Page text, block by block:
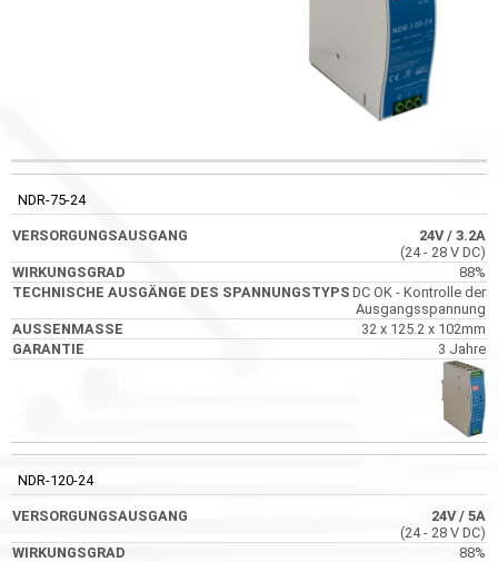
CODE VERSORGUNGSAUSGANG WIRKUNGSGRAD
AUSGÄNGE
NDR-75-24
24V/ 3.2A
(24 - 28 V DC)
88%
DC OK - Kontrolle der
Ausgangsspannung
32 x 125.2 x 102mm
3 Jahre
NDR-120-24
24V/ 5A
(24 - 28 V DC)
88%